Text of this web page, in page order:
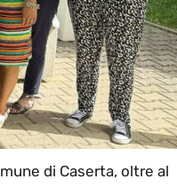
di Caserta, oltre al